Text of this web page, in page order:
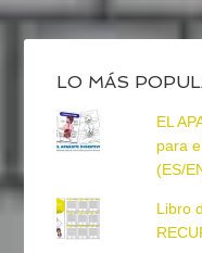
LO MÁS
EL
para
(ES/
Libro